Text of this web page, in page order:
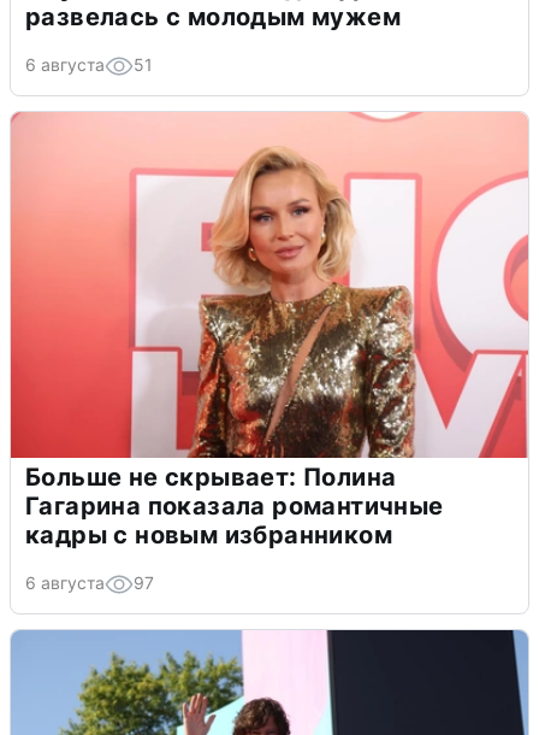
развелась с молодым мужем
6 августа 51
Больше не скрывает: Полина
Гагарина показала романтичные
кадры с новым избранником
6 августа 97